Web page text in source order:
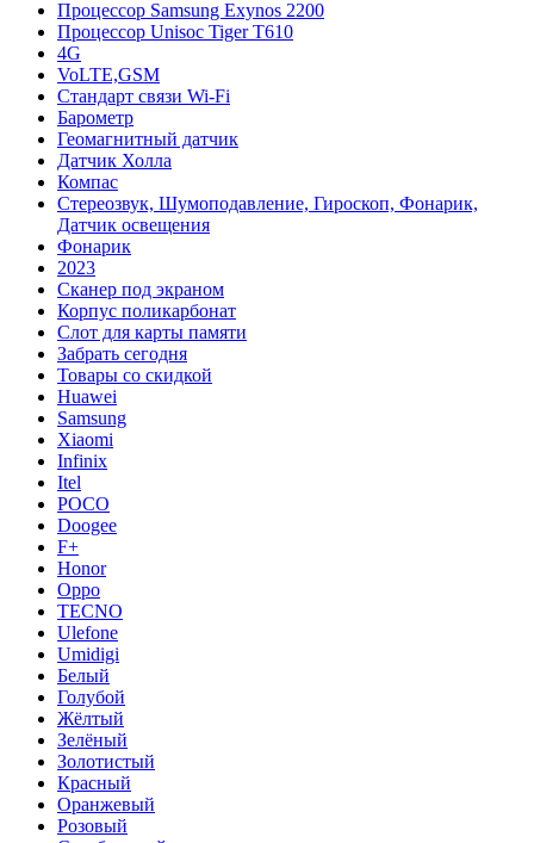
Процессор Samsung Exynos 2200
Процессор Unisoc Tiger T610
4G
VoLTE,GSM
Cтандарт связи Wi-Fi
Барометр
Геомагнитный датчик
Датчик Холла
Компас
Стереозвук, Шумоподавление, Гироскоп, Фонарик,
Датчик освещения
Фонарик
2023
Сканер под экраном
Корпус поликарбонат
Слот для карты памяти
Забрать сегодня
Товары со скидкой
Huawei
Samsung
Xiaomi
Infinix
Itel
POCO
Doogee
F+
Honor
Oppo
TECNO
Ulefone
Umidigi
Белый
Голубой
Жёлтый
Зелёный
Золотистый
Красный
Оранжевый
Розовый